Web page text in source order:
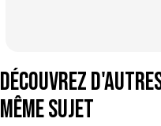
Découvrez
même sujet